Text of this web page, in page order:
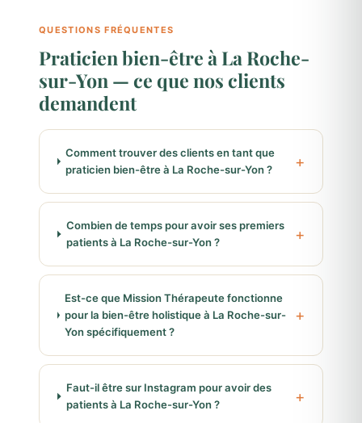
QUESTIONS FRÉQUENTES
Praticien bien-être à La Roche-
sur-Yon — ce que nos clients
demandent
Comment trouver des clients en tant que
praticien bien-être à La Roche-sur-Yon ?
Combien de temps pour avoir ses premiers
patients à La Roche-sur-Yon ?
Est-ce que Mission Thérapeute fonctionne
pour la bien-être holistique à La Roche-sur-
Yon spécifiquement ?
Faut-il être sur Instagram pour avoir des
patients à La Roche-sur-Yon ?